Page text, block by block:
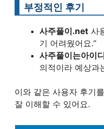
부정적인 후기
사주풀이.net 사
기 어려웠어요.”
사주풀이는아이
의적이라 예상과
이와 같은 사용자 후기
잘 이해할 수 있어요.